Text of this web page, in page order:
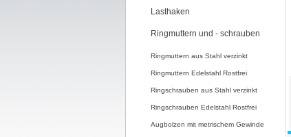
Lasthaken
Ringmuttern und - schrauben
Ringmuttern aus Stahl verzinkt
Ringmuttern Edelstahl Rostfrei
Ringschrauben aus Stahl verzinkt
Ringschrauben Edelstahl Rostfrei
Augbolzen mit metrischem Gewinde